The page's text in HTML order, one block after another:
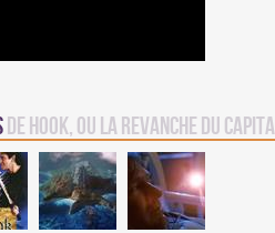
de Hook, ou la revanche du